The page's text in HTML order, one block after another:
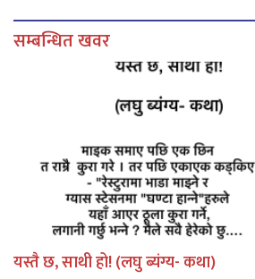
सम्बन्धित खवर
यस्तै छ, साथी हो! (लघु ब्यंग्य- कथा)